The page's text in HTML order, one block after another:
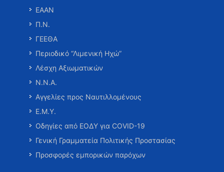
ΕΑΑΝ
Π.Ν.
ΓΕΕΘΑ
Περιοδικό “Λιμενική Ηχώ”
Λέσχη Αξιωματικών
Ν.Ν.Α.
Αγγελίες προς Ναυτιλλομένους
Ε.Μ.Υ.
Οδηγίες από ΕΟΔΥ για COVID-19
Γενική Γραμματεία Πολιτικής Προστασίας
Προσφορές εμπορικών παρόχων